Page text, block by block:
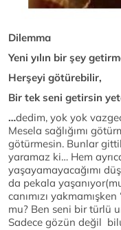
Dilemma
Yeni yılın bir şey
Herşeyi götürebilir,
Bir tek seni getirsin
…dedim, yok yok
Mesela sağlığımı
götürmesin. Bunlar
yaramaz ki… Hem
yaşayamayacağımı
da pekala
canımızı
mu? Ben seni bir türlü
Sadece gözün değil